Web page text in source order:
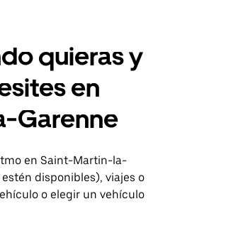
quieras y
en
Garenne
en Saint-Martin-la-
disponibles), viajes o
o elegir un vehículo